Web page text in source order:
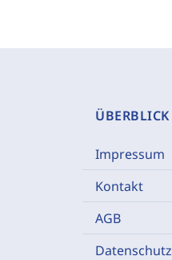
ÜBERBLICK
Impressum
Kontakt
AGB
Datenschutz